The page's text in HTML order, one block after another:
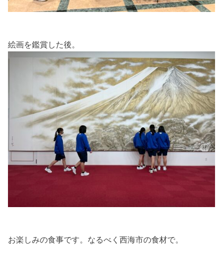
絵画を鑑賞した後。
お楽しみの食事です。なるべく西海市の食材で。